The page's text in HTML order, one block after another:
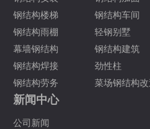
钢结构楼梯
钢结构雨棚
幕墙钢结构
钢结构焊接
钢结构劳务
钢结构车间
轻钢别墅
钢结构建筑
劲性柱
菜场钢结构改
新闻中心
公司新闻